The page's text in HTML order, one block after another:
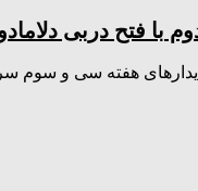
هفته سی و سوم